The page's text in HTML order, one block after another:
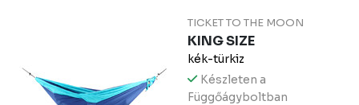
TICKET TO THE MOON
KING SIZE
kék-türkiz
Készleten a
Függőágyboltban